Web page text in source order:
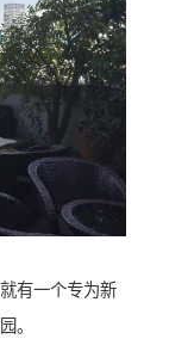
有一个专为新
。